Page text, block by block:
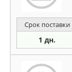
Срок поставки
1 дн.